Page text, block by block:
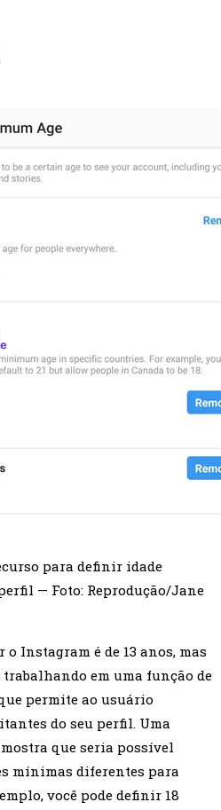
para definir idade
— Foto: Reprodução/Jane
Instagram é de 13 anos, mas
em uma função de
permite ao usuário
do seu perfil. Uma
que seria possível
mínimas diferentes para
você pode definir 18